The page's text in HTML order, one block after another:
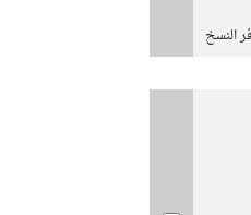
النسخ